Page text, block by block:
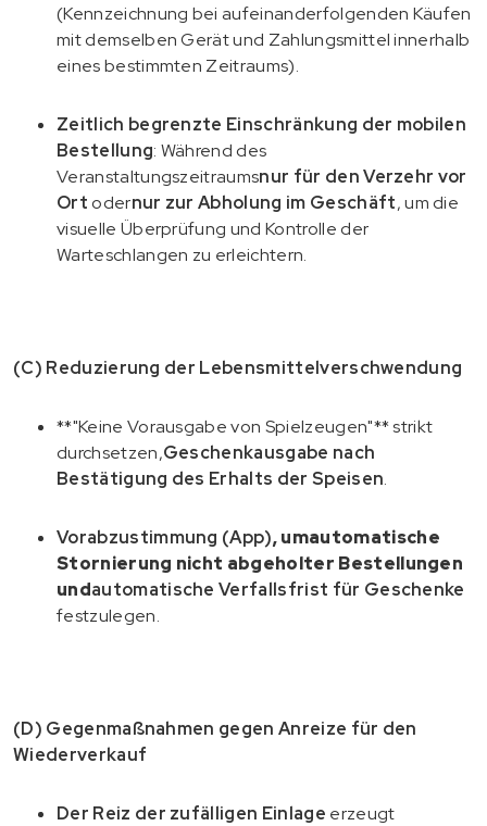
(Kennzeichnung bei aufeinanderfolgenden Käufen
mit demselben Gerät und Zahlungsmittel innerhalb
eines bestimmten Zeitraums).
Zeitlich begrenzte Einschränkung der mobilen
Bestellung: Während des
Veranstaltungszeitraumsnur für den Verzehr vor
Ort odernur zur Abholung im Geschäft, um die
visuelle Überprüfung und Kontrolle der
Warteschlangen zu erleichtern.
(C) Reduzierung der Lebensmittelverschwendung
**"Keine Vorausgabe von Spielzeugen"** strikt
durchsetzen,Geschenkausgabe nach
Bestätigung des Erhalts der Speisen.
Vorabzustimmung (App), umautomatische
Stornierung nicht abgeholter Bestellungen
undautomatische Verfallsfrist für Geschenke
festzulegen.
(D) Gegenmaßnahmen gegen Anreize für den
Wiederverkauf
Der Reiz der zufälligen Einlage erzeugt